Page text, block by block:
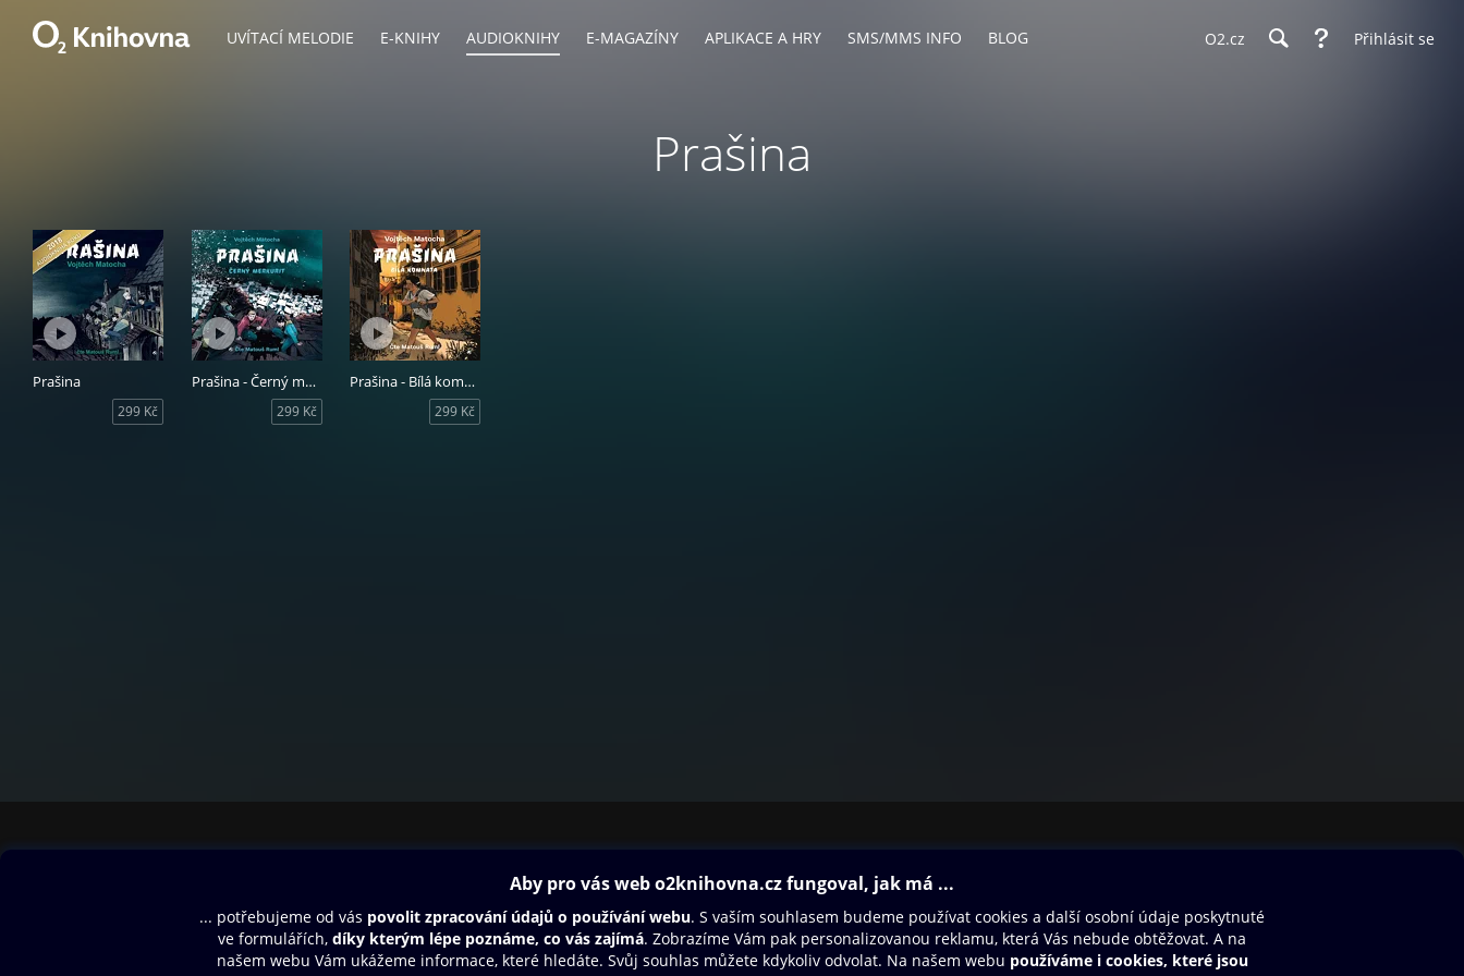
UVÍTACÍ MELODIE E-KNIHY AUDIOKNIHY E-MAGAZÍNY APLIKACE A HRY SMS/MMS INFO BLOG O2.cz Přihlásit se
Prašina
Prašina
299 Kč
Prašina - Černý merkurit
299 Kč
Prašina - Bílá komnata
299 Kč
Aplikace a hry
SMS/MMS Info
Blog
Dárkový poukaz
Nápověda
Oneplay Originály
Sport